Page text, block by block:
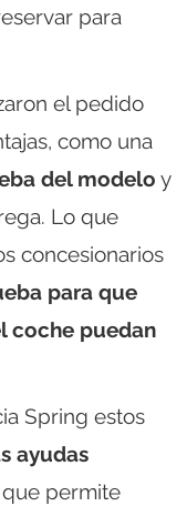
para
el pedido
como una
del modelo y
Lo que
concesionarios
para que
coche puedan
Spring estos
ayudas
que permite